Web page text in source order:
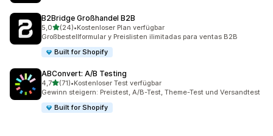
B2Bridge Großhandel B2B
5,0von 5 Sternen
(24)
24 Rezensionen insgesamt
•Kostenloser Plan verfügbar
Großbestellformular y Preislisten ilimitadas para ventas B2B
Built for Shopify
ABConvert: A/B Testing
4,7von 5 Sternen
(71)
71 Rezensionen insgesamt
•Kostenloser Test verfügbar
Gewinn steigern: Preistest, A/B-Test, Theme-Test und Versandtest
Built for Shopify